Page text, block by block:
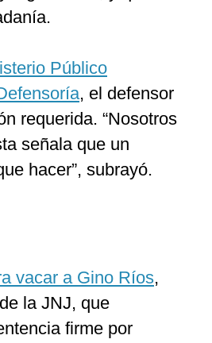
Público
, el defensor
requerida. “Nosotros
señala que un
hacer”, subrayó.
vacar a Gino Ríos,
la JNJ, que
firme por